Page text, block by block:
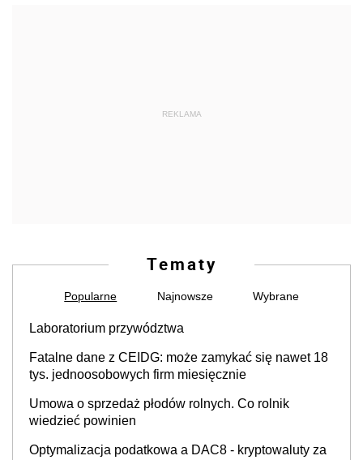
REKLAMA
Tematy
Popularne Najnowsze Wybrane
Laboratorium przywództwa
Fatalne dane z CEIDG: może zamykać się nawet 18
tys. jednoosobowych firm miesięcznie
Umowa o sprzedaż płodów rolnych. Co rolnik
wiedzieć powinien
Optymalizacja podatkowa a DAC8 - kryptowaluty za